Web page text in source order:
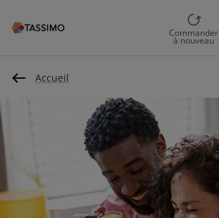
Commander
à nouveau
Accueil